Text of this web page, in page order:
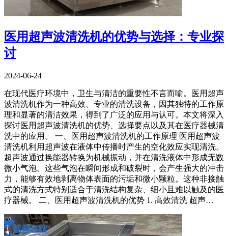
医用超声波清洗机的优势与选择：专业探
讨
2024-06-24
在现代医疗环境中，卫生与清洁的重要性不言而喻。医用超声
波清洗机作为一种高效、专业的清洗设备，因其独特的工作原
理和显著的清洁效果，得到了广泛的应用与认可。本文将深入
探讨医用超声波清洗机的优势、选择要点以及其在医疗器械清
洗中的应用。 一、医用超声波清洗机的工作原理 医用超声波
清洗机利用超声波在液体中传播时产生的空化效应实现清洗。
超声波通过换能器转换为机械振动，并在清洗液体中形成无数
微小气泡。这些气泡在瞬间形成和破裂时，会产生强大的冲击
力，能够有效地剥离物体表面的污垢和微小颗粒。这种非接触
式的清洗方式特别适合于清洗结构复杂、细小且难以触及的医
疗器械。 二、医用超声波清洗机的优势 1. 高效清洗 超声…